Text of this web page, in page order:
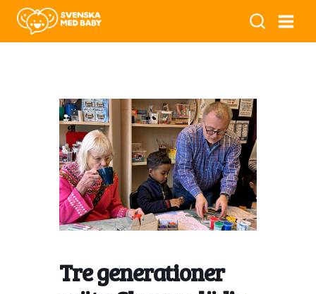
Tre generationer